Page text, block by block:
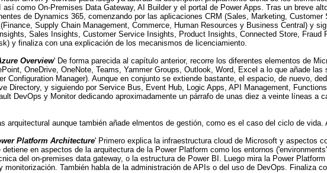
como On-Premises Data Gateway, AI Builder y el portal de Power Apps. Tras un breve
de Dynamics 365, comenzando por las aplicaciones CRM (Sales, Marketing,
Supply Chain Management, Commerce, Human Resources y Business Central) y
Sales Insights, Customer Service Insights, Product Insights, Connected Store, Fraud
y finaliza con una explicación de los mecanismos de licenciamiento.
Overview' De forma parecida al capítulo anterior, recorre los diferentes elementos de
OneDrive, OneNote, Teams, Yammer Groups, Outlook, Word, Excel a lo que añade
Configuration Manager). Aunque en conjunto se extiende bastante, el espacio, de nuevo,
Directory, y siguiendo por Service Bus, Event Hub, Logic Apps, API Management,
DevOps y Monitor dedicando aproximadamente un párrafo de unas diez a veinte líneas a
arquitectural aunque también añade elmentos de gestión, como es el caso del ciclo de vida.
Platform Architecture' Primero explica la infraestructura cloud de Microsoft y aspectos
en aspectos de la arquitectura de la Power Platform como los entornos
del on-premises data gateway, o la estructura de Power BI. Luego mira la Power
También habla de la administración de APIs o del uso de DevOps. Finaliza